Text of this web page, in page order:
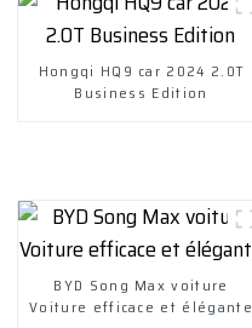
Hongqi HQ9 car 2024 2.0T
Business Edition
BYD Song Max voiture
Voiture efficace et élégante